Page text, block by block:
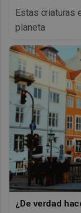
Estas criaturas
planeta
¿De verdad